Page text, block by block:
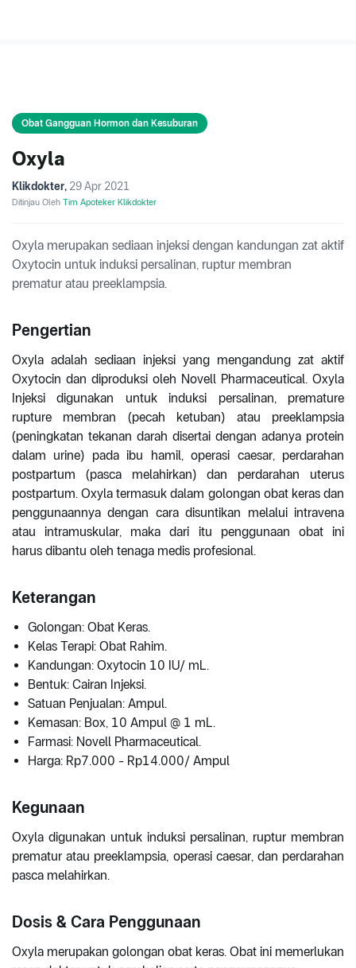
Obat Gangguan Hormon dan Kesuburan
Oxyla
Klikdokter, 29 Apr 2021
Ditinjau Oleh Tim Apoteker Klikdokter
Oxyla merupakan sediaan injeksi dengan kandungan zat aktif
Oxytocin untuk induksi persalinan, ruptur membran
prematur atau preeklampsia.
Pengertian
Oxyla adalah sediaan injeksi yang mengandung zat aktif
Oxytocin dan diproduksi oleh Novell Pharmaceutical. Oxyla
Injeksi digunakan untuk induksi persalinan, premature
rupture membran (pecah ketuban) atau preeklampsia
(peningkatan tekanan darah disertai dengan adanya protein
dalam urine) pada ibu hamil, operasi caesar, perdarahan
postpartum (pasca melahirkan) dan perdarahan uterus
postpartum. Oxyla termasuk dalam golongan obat keras dan
penggunaannya dengan cara disuntikan melalui intravena
atau intramuskular, maka dari itu penggunaan obat ini
harus dibantu oleh tenaga medis profesional.
Keterangan
Golongan: Obat Keras.
Kelas Terapi: Obat Rahim.
Kandungan: Oxytocin 10 IU/ mL.
Bentuk: Cairan Injeksi.
Satuan Penjualan: Ampul.
Kemasan: Box, 10 Ampul @ 1 mL.
Farmasi: Novell Pharmaceutical.
Harga: Rp7.000 - Rp14.000/ Ampul
Kegunaan
Oxyla digunakan untuk induksi persalinan, ruptur membran
prematur atau preeklampsia, operasi caesar, dan perdarahan
pasca melahirkan.
Dosis & Cara Penggunaan
Oxyla merupakan golongan obat keras. Obat ini memerlukan